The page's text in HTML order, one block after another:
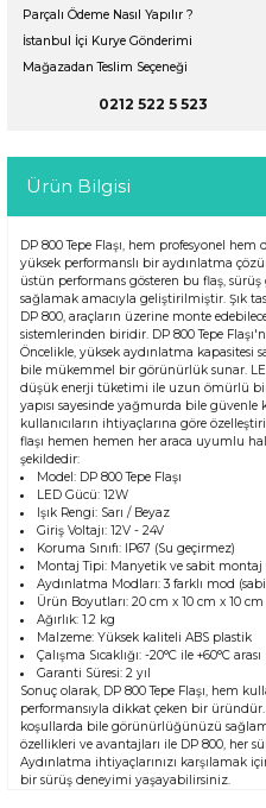
Parçalı Ödeme Nasıl Yapılır ?
İstanbul İçi Kurye Gönderimi
Mağazadan Teslim Seçeneği
0212 522 5 523
Ürün Bilgisi
DP 800 Tepe Flaşı, hem profesyonel
yüksek performanslı bir aydınlatma
üstün performans gösteren bu flaş,
sağlamak amacıyla geliştirilmiştir. Şık
DP 800, araçların üzerine monte
sistemlerinden biridir. DP 800 Tepe
Öncelikle, yüksek aydınlatma kapasitesi
bile mükemmel bir görünürlük sunar.
düşük enerji tüketimi ile uzun ömürlü bir
yapısı sayesinde yağmurda bile
kullanıcıların ihtiyaçlarına göre
flaşı hemen hemen her araca uyumlu
şekildedir:
Model: DP 800 Tepe Flaşı
LED Gücü: 12W
Işık Rengi: Sarı / Beyaz
Giriş Voltajı: 12V - 24V
Koruma Sınıfı: IP67 (Su geçirmez)
Montaj Tipi: Manyetik ve sabit montaj
Aydınlatma Modları: 3 farklı mod
Ürün Boyutları: 20 cm x 10 cm x 10 cm
Ağırlık: 1.2 kg
Malzeme: Yüksek kaliteli ABS plastik
Çalışma Sıcaklığı: -20°C ile +60°C arası
Garanti Süresi: 2 yıl
Sonuç olarak, DP 800 Tepe Flaşı, hem
performansıyla dikkat çeken bir
koşullarda bile görünürlüğünüzü
özellikleri ve avantajları ile DP 800, her
Aydınlatma ihtiyaçlarınızı karşılamak
bir sürüş deneyimi yaşayabilirsiniz.